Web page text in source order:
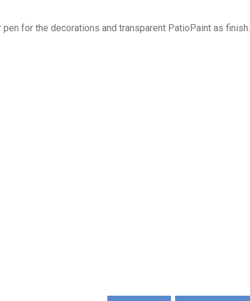
for the decorations and transparent PatioPaint as finish.